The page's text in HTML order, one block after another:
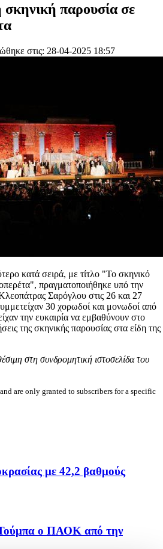
σκηνική παρουσία σε
στις: 28-04-2025 18:57
κατά σειρά, με τίτλο "Το σκηνικό
πραγματοποιήθηκε υπό την
Σαρόγλου στις 26 και 27
30 χορωδοί και μονωδοί από
την ευκαιρία να εμβαθύνουν στο
της σκηνικής παρουσίας στα είδη της
στη συνδρομητική ιστοσελίδα του
are only granted to subscribers for a specific
με 42,2 βαθμούς
ο ΠΑΟΚ από την